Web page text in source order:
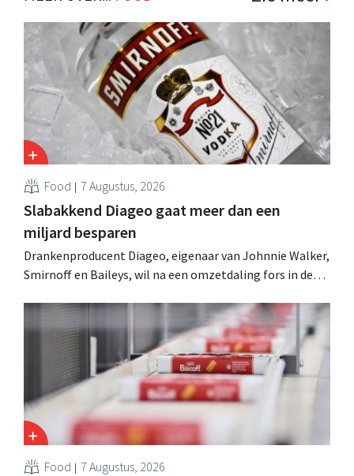
Food 7 Augustus, 2026
Slabakkend Diageo gaat meer dan een
miljard besparen
Drankenproducent Diageo, eigenaar van Johnnie Walker,
Smirnoff en Baileys, wil na een omzetdaling fors in de
andere Guiness en voorgemixte cocktails.
Food 7 Augustus, 2026